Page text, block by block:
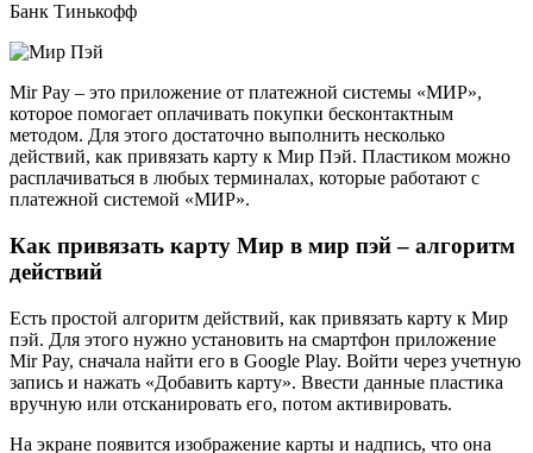
Банк Тинькофф
Mir Pay – это приложение от платежной системы «МИР»,
которое помогает оплачивать покупки бесконтактным
методом. Для этого достаточно выполнить несколько
действий, как привязать карту к Мир Пэй. Пластиком можно
расплачиваться в любых терминалах, которые работают с
платежной системой «МИР».
Как привязать карту Мир в мир пэй – алгоритм
действий
Есть простой алгоритм действий, как привязать карту к Мир
пэй. Для этого нужно установить на смартфон приложение
Mir Pay, сначала найти его в Google Play. Войти через учетную
запись и нажать «Добавить карту». Ввести данные пластика
вручную или отсканировать его, потом активировать.
На экране появится изображение карты и надпись, что она